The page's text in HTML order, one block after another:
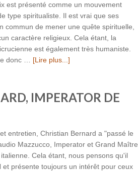
est présenté comme un mouvement
type spiritualiste. Il est vrai que ses
commun de mener une quête spirituelle,
caractère religieux. Cela étant, la
est également très humaniste.
donc … [Lire plus...]
IMPERATOR DE
entretien, Christian Bernard a "passé le
Mazzucco, Imperator et Grand Maître
Cela étant, nous pensons qu'il
et présente toujours un intérêt pour ceux